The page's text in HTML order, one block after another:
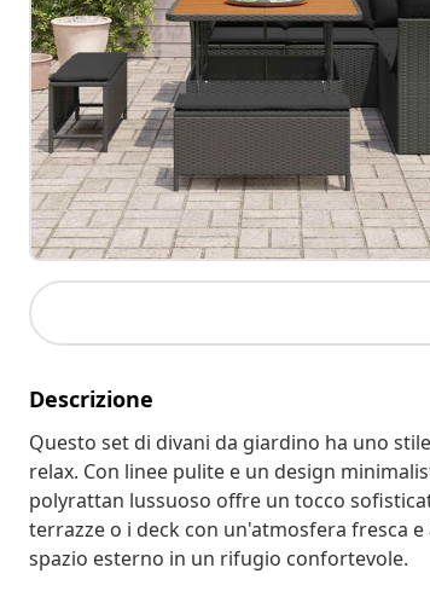
Descrizione
Questo set di divani da giardino ha uno
relax. Con linee pulite e un design
polyrattan lussuoso offre un tocco
terrazze o i deck con un'atmosfera fresca
spazio esterno in un rifugio confortevole.